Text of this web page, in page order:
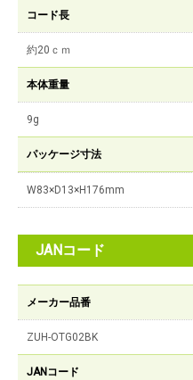
コード長
約20ｃｍ
本体重量
9g
パッケージ寸法
W83×D13×H176mm
JANコード
メーカー品番
ZUH-OTG02BK
JANコード